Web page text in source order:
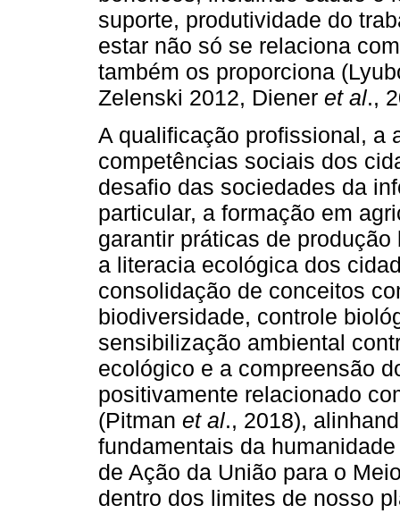
suporte, produtividade do
estar não só se relaciona
também os proporciona
Zelenski 2012, Diener et al.,
A qualificação profissional, a
competências sociais dos
desafio das sociedades da
particular, a formação em
garantir práticas de
a literacia ecológica dos
consolidação de conceitos
biodiversidade, controle
sensibilização ambiental
ecológico e a compreensão
positivamente relacionado
(Pitman et al., 2018),
fundamentais da
de Ação da União para o
dentro dos limites de nosso